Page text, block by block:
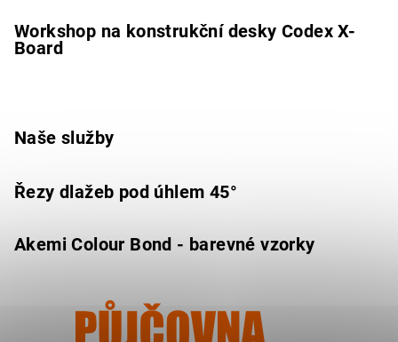
Workshop na konstrukční desky Codex X-
Board
Naše služby
Řezy dlažeb pod úhlem 45°
Akemi Colour Bond - barevné vzorky